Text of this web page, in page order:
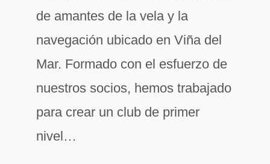
VER RESULTADOS
de amantes de la vela y la
navegación ubicado en Viña del
Mar. Formado con el esfuerzo de
nuestros socios, hemos trabajado
para crear un club de primer
nivel…